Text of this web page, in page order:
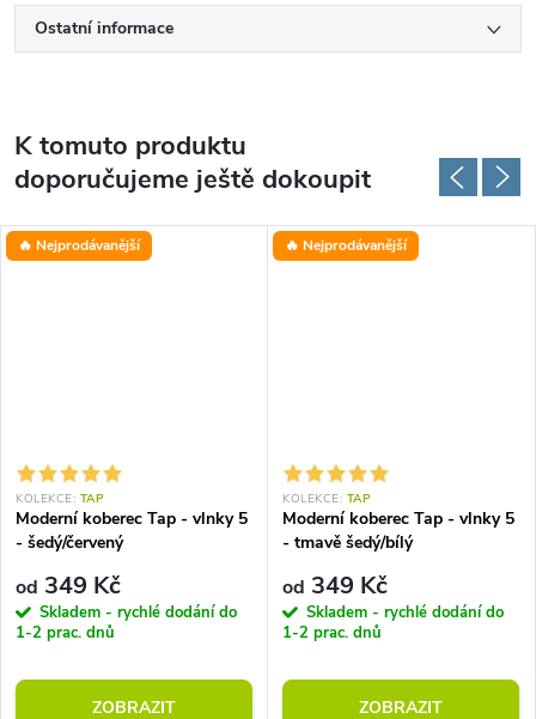
Ostatní informace
K tomuto produktu
doporučujeme ještě dokoupit
🔥 Nejprodávanější
KOLEKCE: TAP
Moderní koberec Tap - vlnky 5
- šedý/červený
od 349 Kč
Skladem - rychlé dodání do
1-2 prac. dnů
ZOBRAZIT
🔥 Nejprodávanější
KOLEKCE: TAP
Moderní koberec Tap - vlnky 5
- tmavě šedý/bílý
od 349 Kč
Skladem - rychlé dodání do
1-2 prac. dnů
ZOBRAZIT